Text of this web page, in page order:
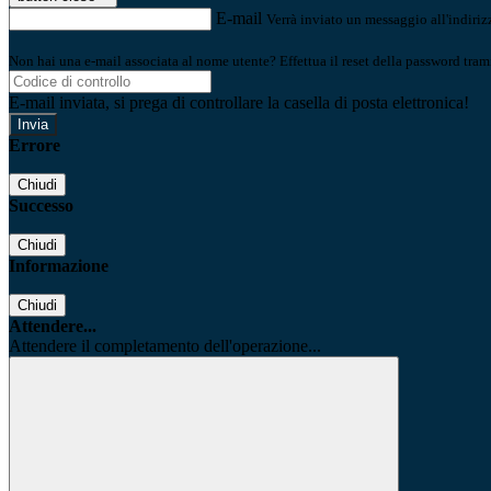
E-mail Verrà inviato un messaggio
Non hai una e-mail associata al nome utente? Effettua il reset della password
E-mail inviata, si prega di controllare la casella di posta elettronica!
Errore
Chiudi
Successo
Chiudi
Informazione
Chiudi
Attendere...
Attendere il completamento dell'operazione...